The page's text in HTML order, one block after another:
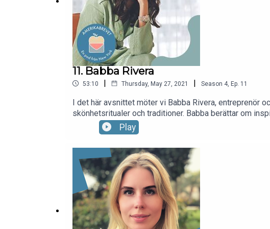
11. Babba Rivera
53:10 | Thursday, May 27, 2021 | Season 4, Ep. 11
I det här avsnittet möter vi Babba Rivera, entreprenör
skönhetsritualer och traditioner. Babba berättar om
senaste året påverkat henne både professionellt och
fråga eller feedback? Mejla oss på
Play